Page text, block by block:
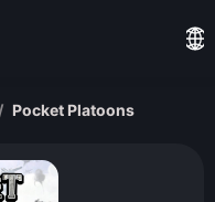
Pocket Platoons